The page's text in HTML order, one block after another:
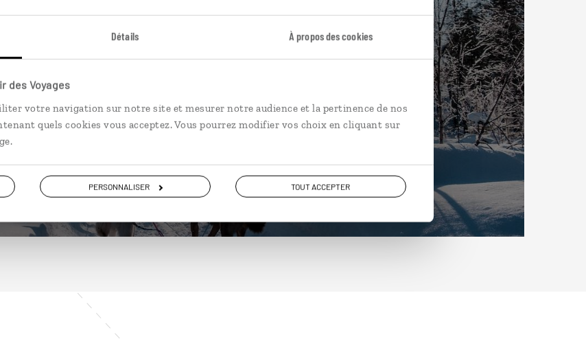
Détails À propos des cookies
des Voyages
votre navigation sur notre site et mesurer notre audience et la pertinence de nos
quels cookies vous acceptez. Vous pourrez modifier vos choix en cliquant sur
PERSONNALISER TOUT ACCEPTER
Nos 21 idées de voyage
Finlande